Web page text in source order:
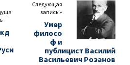
Следующая
запись »
Умер
филосо
ф и
публицист Василий
Васильевич Розанов